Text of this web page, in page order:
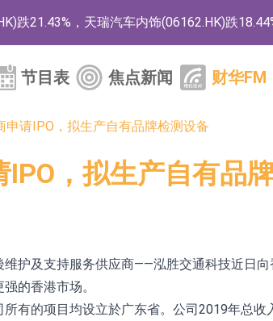
跌21.43%，天瑞汽车内饰(06162.HK)跌
涨+78.22%，拿森科技(02261.HK)涨
商
药、6款2类新药
限制开仓的监管措施
服务项目
应商
系列产品基于国产CPU与GPU构建
涨20.02%
节目表 焦点新闻 财华FM
申请IPO，拟生产自有品牌检测设备
，拟生产自有品
护及支持服务供应商——泓胜交通科技近日
的香港市场。
有的项目均设立於广东省。公司2019年总